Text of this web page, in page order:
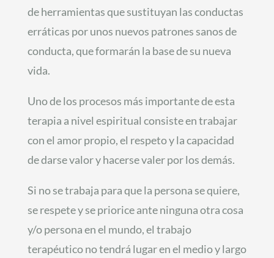
de herramientas que sustituyan las conductas
erráticas por unos nuevos patrones sanos de
conducta, que formarán la base de su nueva
vida.
Uno de los procesos más importante de esta
terapia a nivel espiritual consiste en trabajar
con el amor propio, el respeto y la capacidad
de darse valor y hacerse valer por los demás.
Si no se trabaja para que la persona se quiere,
se respete y se priorice ante ninguna otra cosa
y/o persona en el mundo, el trabajo
terapéutico no tendrá lugar en el medio y largo